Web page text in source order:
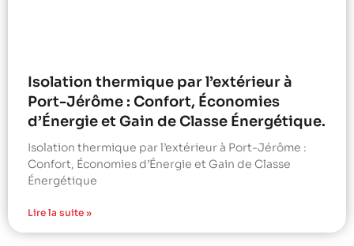
Isolation thermique par l’extérieur à
Port-Jérôme : Confort, Économies
d’Énergie et Gain de Classe Énergétique.
Isolation thermique par l’extérieur à Port-Jérôme :
Confort, Économies d’Énergie et Gain de Classe
Énergétique
Lire la suite »